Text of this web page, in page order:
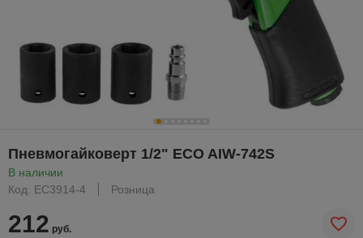
Пневмогайковерт 1/2" ECO AIW-742S
В наличии
Код: EC3914-4
Розница
212 руб.